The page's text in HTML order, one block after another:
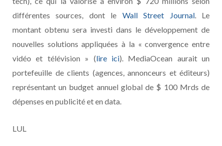
différentes sources, dont le Wall Street Journal. Le
montant obtenu sera investi dans le développement de
nouvelles solutions appliquées à la « convergence entre
vidéo et télévision » (lire ici). MediaOcean aurait un
portefeuille de clients (agences, annonceurs et éditeurs)
représentant un budget annuel global de $ 100 Mrds de
dépenses en publicité et en data.
LUL